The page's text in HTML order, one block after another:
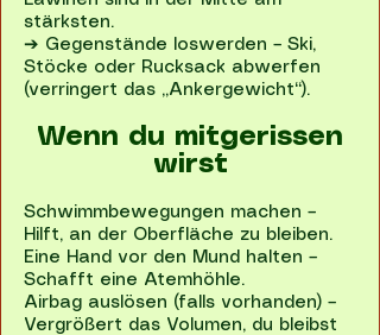
stärksten.
➔ Gegenstände loswerden – Ski,
Stöcke oder Rucksack abwerfen
(verringert das „Ankergewicht“).
Wenn du mitgerissen
wirst
Schwimmbewegungen machen –
Hilft, an der Oberfläche zu bleiben.
Eine Hand vor den Mund halten –
Schafft eine Atemhöhle.
Airbag auslösen (falls vorhanden) –
Vergrößert das Volumen, du bleibst